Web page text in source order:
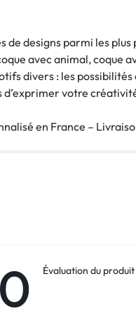
de designs parmi les plus
avec animal, coque
divers : les possibilités
d’exprimer votre
en France –
Évaluation du